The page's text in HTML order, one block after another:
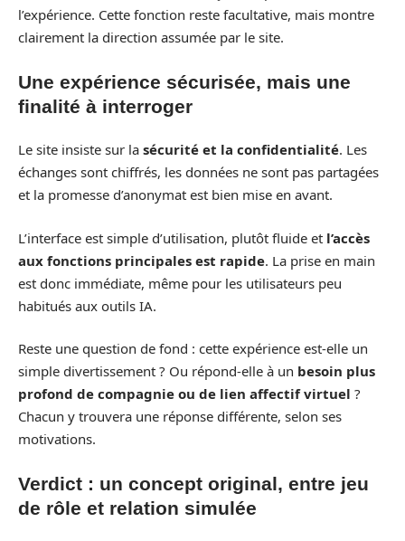
l’expérience. Cette fonction reste facultative, mais montre
clairement la direction assumée par le site.
Une expérience sécurisée, mais une
finalité à interroger
Le site insiste sur la sécurité et la confidentialité. Les
échanges sont chiffrés, les données ne sont pas partagées
et la promesse d’anonymat est bien mise en avant.
L’interface est simple d’utilisation, plutôt fluide et l’accès
aux fonctions principales est rapide. La prise en main
est donc immédiate, même pour les utilisateurs peu
habitués aux outils IA.
Reste une question de fond : cette expérience est-elle un
simple divertissement ? Ou répond-elle à un besoin plus
profond de compagnie ou de lien affectif virtuel ?
Chacun y trouvera une réponse différente, selon ses
motivations.
Verdict : un concept original, entre jeu
de rôle et relation simulée